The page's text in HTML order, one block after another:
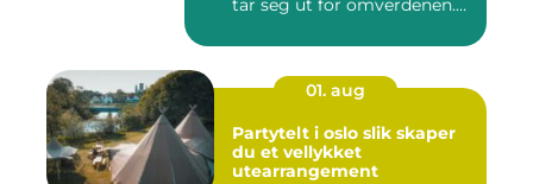
tar seg ut for omverdenen.
01. aug
Partytelt i oslo slik skaper
du et vellykket
utearrangement